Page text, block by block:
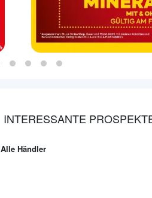
INTERESSANTE
Alle Händler